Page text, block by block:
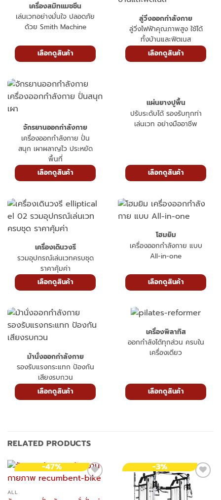
เครื่องสมิทแมชชีน
เล่นเวทอย่างมั่นใจ ปลอดภัย
ด้วย Smith Machine
เลือกดูสินค้า
ลู่วิ่งออกกำลังกาย
ลู่วิ่งไฟฟ้าคุณภาพสูง ใช้ได้
ทั้งบ้านและฟิตเนส
เลือกดูสินค้า
จักรยานออกกำลังกาย
เครื่องออกกำลังกาย ปั่น
สนุก เผาผลาญไว ประหยัด
พื้นที่
เลือกดูสินค้า
แผ่นยางปูพื้น
ปรับระดับได้ รองรับทุกท่า
เล่นเวท อย่างมืออาชีพ
เลือกดูสินค้า
เครื่องเดินวงรี
รวมอุปกรณ์เล่นเวทครบชุด
ราคาคุ้มค่า
เลือกดูสินค้า
โฮมยิม
เครื่องออกกำลังกาย แบบ
All-in-one
เลือกดูสินค้า
ม้านั่งออกกำลังกาย
รองรับแรงกระแทก ป้องกัน
เสียงรบกวน
เลือกดูสินค้า
เครื่องพิลาทิส
ออกกำลังได้ทุกส่วน ครบใน
เครื่องเดียว
เลือกดูสินค้า
RELATED PRODUCTS
-47%
ALL
-3%